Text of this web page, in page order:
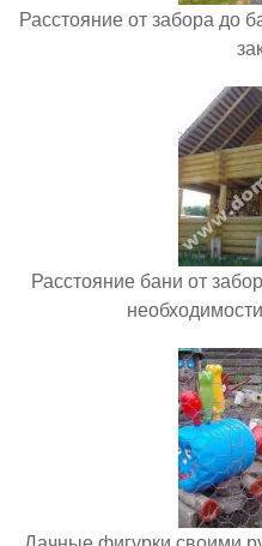
Расстояние от забора до
Расстояние бани от